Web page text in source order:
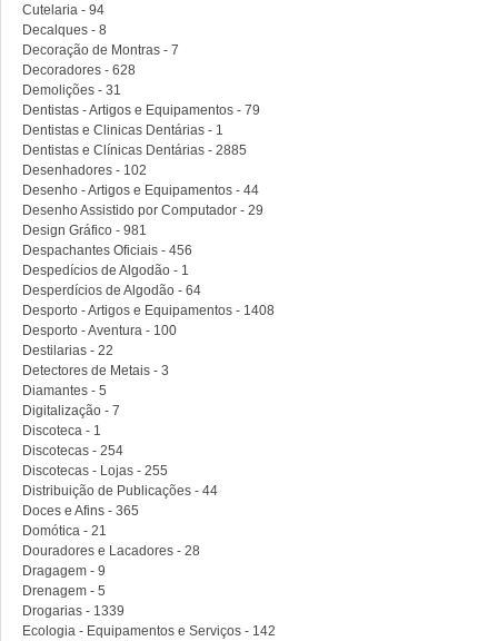
Cutelaria - 94
Decalques - 8
Decoração de Montras - 7
Decoradores - 628
Demolições - 31
Dentistas - Artigos e Equipamentos - 79
Dentistas e Clinicas Dentárias - 1
Dentistas e Clínicas Dentárias - 2885
Desenhadores - 102
Desenho - Artigos e Equipamentos - 44
Desenho Assistido por Computador - 29
Design Gráfico - 981
Despachantes Oficiais - 456
Despedícios de Algodão - 1
Desperdícios de Algodão - 64
Desporto - Artigos e Equipamentos - 1408
Desporto - Aventura - 100
Destilarias - 22
Detectores de Metais - 3
Diamantes - 5
Digitalização - 7
Discoteca - 1
Discotecas - 254
Discotecas - Lojas - 255
Distribuição de Publicações - 44
Doces e Afins - 365
Domótica - 21
Douradores e Lacadores - 28
Dragagem - 9
Drenagem - 5
Drogarias - 1339
Ecologia - Equipamentos e Serviços - 142